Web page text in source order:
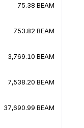
75.38 BEAM
753.82 BEAM
3,769.10 BEAM
7,538.20 BEAM
37,690.99 BEAM